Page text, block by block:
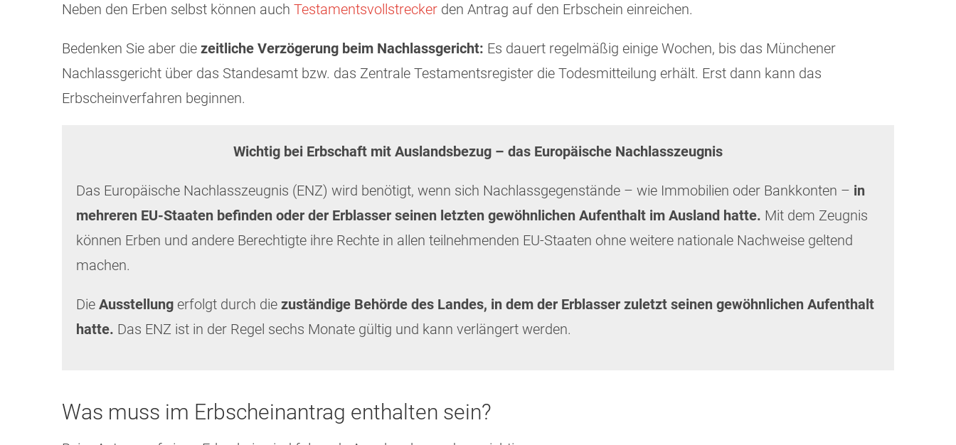
Neben den Erben selbst können auch Testamentsvollstrecker den Antrag auf den Erbschein einreichen.
Bedenken Sie aber die zeitliche Verzögerung beim Nachlassgericht: Es dauert regelmäßig einige Wochen, bis das Münchener
Nachlassgericht über das Standesamt bzw. das Zentrale Testamentsregister die Todesmitteilung erhält. Erst dann kann das
Erbscheinverfahren beginnen.
Wichtig bei Erbschaft mit Auslandsbezug – das Europäische Nachlasszeugnis
Das Europäische Nachlasszeugnis (ENZ) wird benötigt, wenn sich Nachlassgegenstände – wie Immobilien oder Bankkonten – in
mehreren EU-Staaten befinden oder der Erblasser seinen letzten gewöhnlichen Aufenthalt im Ausland hatte. Mit dem Zeugnis
können Erben und andere Berechtigte ihre Rechte in allen teilnehmenden EU-Staaten ohne weitere nationale Nachweise geltend
machen.
Die Ausstellung erfolgt durch die zuständige Behörde des Landes, in dem der Erblasser zuletzt seinen gewöhnlichen Aufenthalt
hatte. Das ENZ ist in der Regel sechs Monate gültig und kann verlängert werden.
Was muss im Erbscheinantrag enthalten sein?